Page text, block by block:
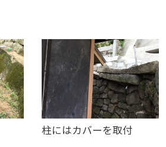
柱にはカバーを取付